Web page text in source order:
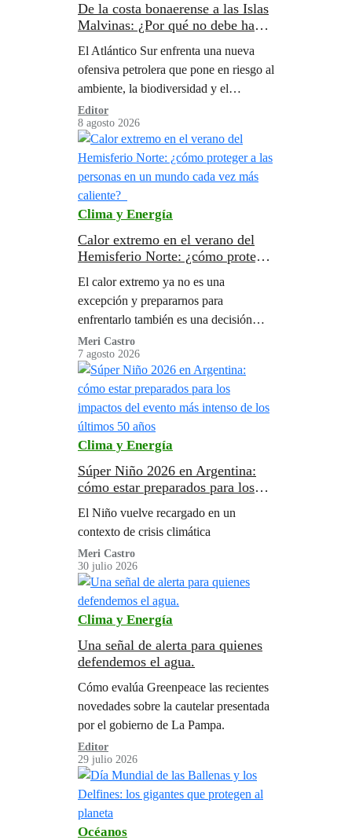
De la costa bonaerense a las Islas
Malvinas: ¿Por qué no debe haber
petroleras en el Mar Argentino?
El Atlántico Sur enfrenta una nueva
ofensiva petrolera que pone en riesgo al
ambiente, la biodiversidad y el
bienestar de las comunidades. Mientras
la cuenca bonaerense suma un fracaso
rotundo…
Editor
8 agosto 2026
Clima y Energía
Calor extremo en el verano del
Hemisferio Norte: ¿cómo proteger
vez más caliente?
El calor extremo ya no es una
excepción y prepararnos para
enfrentarlo también es una decisión
política.
Meri Castro
7 agosto 2026
Clima y Energía
Súper Niño 2026 en Argentina:
cómo estar preparados para los
de los últimos 50 años
El Niño vuelve recargado en un
contexto de crisis climática
Meri Castro
30 julio 2026
Clima y Energía
Una señal de alerta para quienes
defendemos el agua.
Cómo evalúa Greenpeace las recientes
novedades sobre la cautelar presentada
por el gobierno de La Pampa.
Editor
29 julio 2026
Océanos